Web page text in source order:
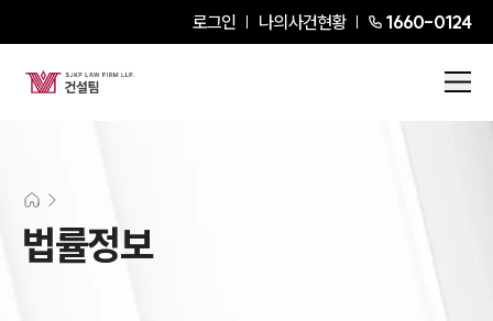
로그인 나의사건현황 1660-0124
법률정보